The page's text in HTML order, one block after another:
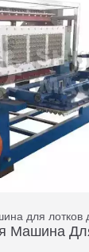
для лотков
Машина